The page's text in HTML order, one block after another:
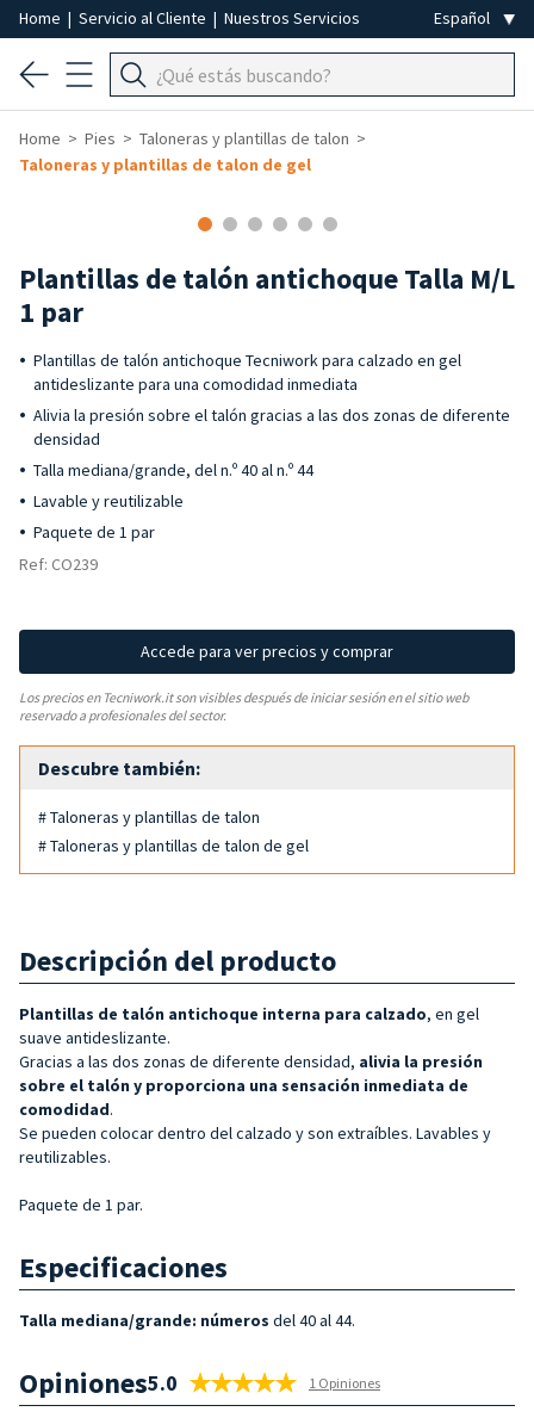
Home | Servicio al Cliente | Nuestros Servicios
Home Pies
Taloneras y plantillas de talon
Taloneras y plantillas de talon de gel
Plantillas de talón antichoque Talla M/L
1 par
Plantillas de talón antichoque Tecniwork para calzado en gel
antideslizante para una comodidad inmediata
Alivia la presión sobre el talón gracias a las dos zonas de diferente
densidad
Talla mediana/grande, del n.º 40 al n.º 44
Lavable y reutilizable
Paquete de 1 par
Ref: CO239
Accede para ver precios y comprar
Los precios en Tecniwork.it son visibles después de iniciar sesión en el sitio web
reservado a profesionales del sector.
Descubre también:
# Taloneras y plantillas de talon
# Taloneras y plantillas de talon de gel
Descripción del producto
Plantillas de talón antichoque interna para calzado, en gel
suave antideslizante.
Gracias a las dos zonas de diferente densidad, alivia la presión
sobre el talón y proporciona una sensación inmediata de
comodidad.
Se pueden colocar dentro del calzado y son extraíbles. Lavables y
reutilizables.
Paquete de 1 par.
Especificaciones
Talla mediana/grande: números del 40 al 44.
Opiniones5.0 1 Opiniones